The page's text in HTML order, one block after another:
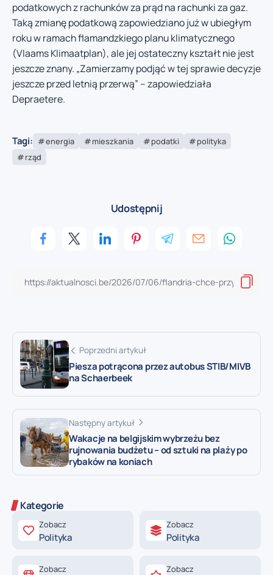
podatkowych z rachunków za prąd na rachunki za gaz.
Taką zmianę podatkową zapowiedziano już w ubiegłym
roku w ramach flamandzkiego planu klimatycznego
(Vlaams Klimaatplan), ale jej ostateczny kształt nie jest
jeszcze znany. „Zamierzamy podjąć w tej sprawie decyzje
jeszcze przed letnią przerwą” – zapowiedziała
Depraetere.
Tagi: energia mieszkania podatki
polityka
rząd
Udostępnij
Poprzedni artykuł
Piesza potrącona przez autobus STIB/MIVB
na Schaerbeek
Następny artykuł
Wakacje na belgijskim wybrzeżu bez
rujnowania budżetu – od sztuki na plaży po
rybaków na koniach
Kategorie
Zobacz
Polityka
Zobacz
Polityka
Zobacz Zobacz